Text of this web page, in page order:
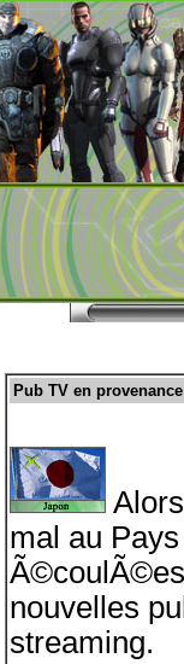
Pub TV en
mal au
nouvelles
streaming.